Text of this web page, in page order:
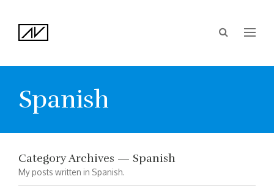
Spanish
Category Archives — Spanish
My posts written in Spanish.